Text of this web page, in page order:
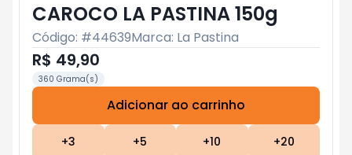
CAROCO LA PASTINA 150g
Código: #44639Marca: La Pastina
R$ 49,90
360 Grama(s)
Adicionar ao carrinho
+3 +5 +10 +20